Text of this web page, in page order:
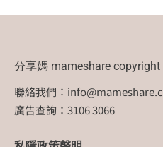
分享媽 mameshare
聯絡我們：
廣告查詢：3106 3066